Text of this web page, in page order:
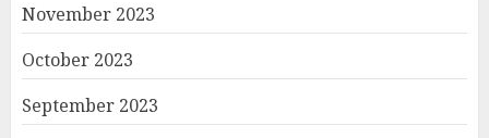
November 2023
October 2023
September 2023